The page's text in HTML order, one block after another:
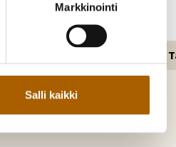
Markkinointi
Salli kaikki